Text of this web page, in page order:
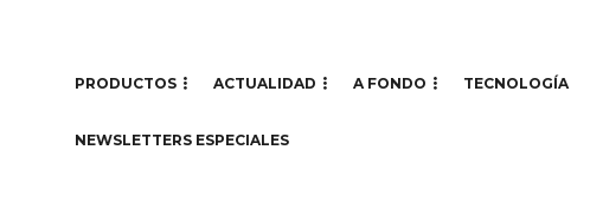
PRODUCTOS ACTUALIDAD A FONDO TECNOLOGÍA
NEWSLETTERS ESPECIALES